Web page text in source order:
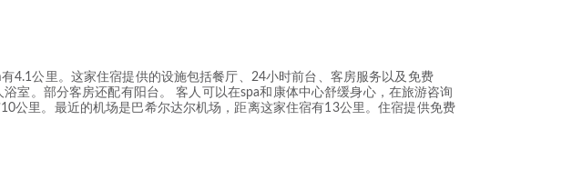
4.1公里。这家住宿提供的设施包括餐厅、24小时前台、客房服务以及免费
室。部分客房还配有阳台。 客人可以在spa和康体中心舒缓身心，在旅游咨询
公里。最近的机场是巴希尔达尔机场，距离这家住宿有13公里。住宿提供免费